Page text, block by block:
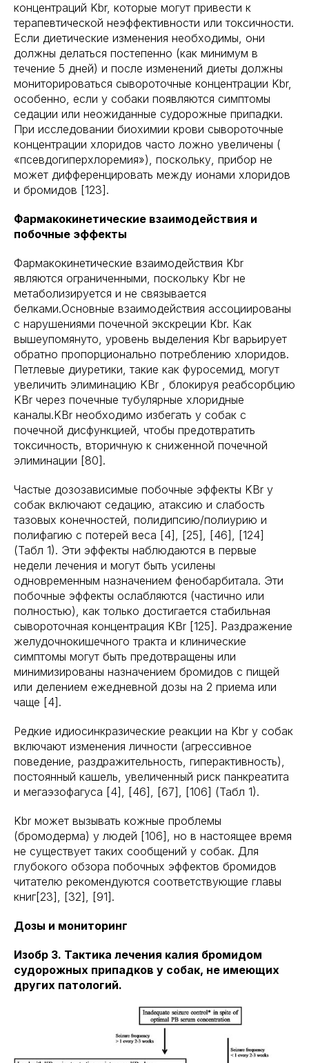
концентраций Kbr, которые могут привести к
терапевтической неэффективности или токсичности.
Если диетические изменения необходимы, они
должны делаться постепенно (как минимум в
течение 5 дней) и после изменений диеты должны
мониторироваться сывороточные концентрации Kbr,
особенно, если у собаки появляются симптомы
седации или неожиданные судорожные припадки.
При исследовании биохимии крови сывороточные
концентрации хлоридов часто ложно увеличены (
«псевдогиперхлоремия»), поскольку, прибор не
может дифференцировать между ионами хлоридов
и бромидов [123].
Фармакокинетические взаимодействия и
побочные эффекты
Фармакокинетические взаимодействия Kbr
являются ограниченными, поскольку Kbr не
метаболизируется и не связывается
белками.Основные взаимодействия ассоциированы
с нарушениями почечной экскреции Kbr. Как
вышеупомянуто, уровень выделения Kbr варьирует
обратно пропорционально потреблению хлоридов.
Петлевые диуретики, такие как фуросемид, могут
увеличить элиминацию KBr , блокируя реабсорбцию
KBr через почечные тубулярные хлоридные
каналы.KBr необходимо избегать у собак с
почечной дисфункцией, чтобы предотвратить
токсичность, вторичную к сниженной почечной
элиминации [80].
Частые дозозависимые побочные эффекты KBr у
собак включают седацию, атаксию и слабость
тазовых конечностей, полидипсию/полиурию и
полифагию с потерей веса [4], [25], [46], [124]
(Табл 1). Эти эффекты наблюдаются в первые
недели лечения и могут быть усилены
одновременным назначением фенобарбитала. Эти
побочные эффекты ослабляются (частично или
полностью), как только достигается стабильная
сывороточная концентрация KBr [125]. Раздражение
желудочнокишечного тракта и клинические
симптомы могут быть предотвращены или
минимизированы назначением бромидов с пищей
или делением ежедневной дозы на 2 приема или
чаще [4].
Редкие идиосинкразические реакции на Kbr у собак
включают изменения личности (агрессивное
поведение, раздражительность, гиперактивность),
постоянный кашель, увеличенный риск панкреатита
и мегаэзофагуса [4], [46], [67], [106] (Табл 1).
Kbr может вызывать кожные проблемы
(бромодерма) у людей [106], но в настоящее время
не существует таких сообщений у собак. Для
глубокого обзора побочных эффектов бромидов
читателю рекомендуются соответствующие главы
книг[23], [32], [91].
Дозы и мониторинг
Изобр 3. Тактика лечения калия бромидом
судорожных припадков у собак, не имеющих
других патологий.